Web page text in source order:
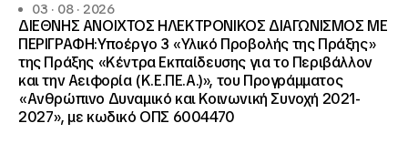
03 · 08 · 2026
ΔΙΕΘΝΗΣ ΑΝΟΙΧΤΟΣ ΗΛΕΚΤΡΟΝΙΚΟΣ ΔΙΑΓΩΝΙΣΜΟΣ ΜΕ
ΠΕΡΙΓΡΑΦΗ:Υποέργο 3 «Υλικό Προβολής της Πράξης»
της Πράξης «Κέντρα Εκπαίδευσης για το Περιβάλλον
και την Αειφορία (Κ.Ε.ΠΕ.Α.)», του Προγράμματος
«Ανθρώπινο Δυναμικό και Κοινωνική Συνοχή 2021-
2027», με κωδικό ΟΠΣ 6004470